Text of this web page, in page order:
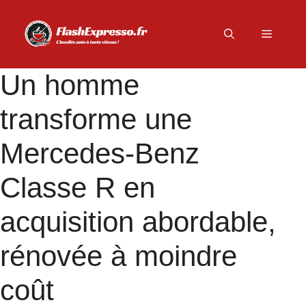
contenu
Menu
Un homme
transforme une
Mercedes-Benz
Classe R en
acquisition abordable,
rénovée à moindre
coût